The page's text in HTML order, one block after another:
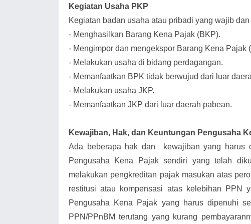
Kegiatan Usaha PKP
Kegiatan badan usaha atau pribadi yang wajib
- Menghasilkan Barang Kena Pajak (BKP).
- Mengimpor dan mengekspor Barang Kena Pajak
- Melakukan usaha di bidang perdagangan.
- Memanfaatkan BPK tidak berwujud dari luar
- Melakukan usaha JKP.
- Memanfaatkan JKP dari luar daerah pabean.
Kewajiban, Hak, dan Keuntungan Pengusaha
Ada beberapa hak dan kewajiban yang harus
Pengusaha Kena Pajak sendiri yang telah
melakukan pengkreditan pajak masukan atas
restitusi atau kompensasi atas kelebihan PPN
Pengusaha Kena Pajak yang harus dipenuhi
PPN/PPnBM terutang yang kurang